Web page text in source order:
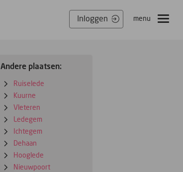
Inloggen menu
Andere plaatsen:
Ruiselede
Kuurne
Vleteren
Ledegem
Ichtegem
Dehaan
Hooglede
Nieuwpoort